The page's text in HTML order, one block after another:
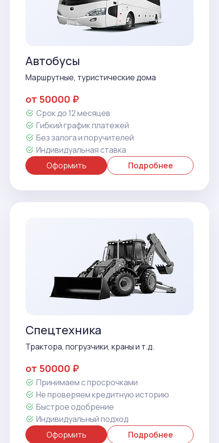
Автобусы
Маршрутные, туристические дома
от 50000 ₽
Срок до 12 месяцев
Гибкий график платежей
Без залога и поручителей
Индивидуальная ставка
Оформить
Подробнее
Спецтехника
Трактора, погрузчики, краны и т.д.
от 50000 ₽
Принимаем с просрочками
Не проверяем кредитную историю
Быстрое одобрение
Индивидуальный подход
Оформить
Подробнее